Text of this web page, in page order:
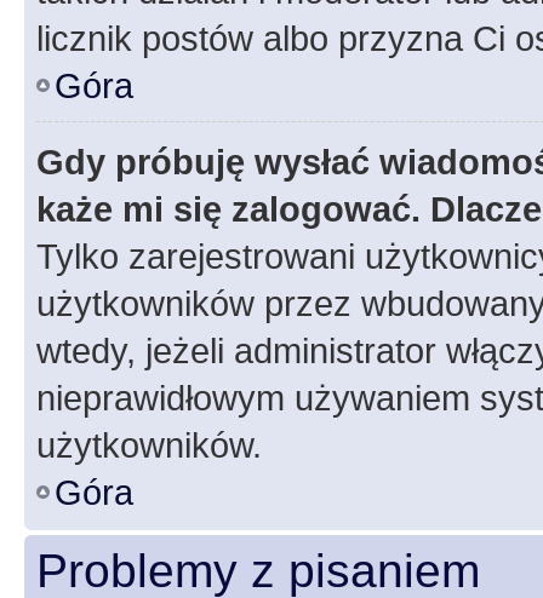
licznik postów albo przyzna Ci
Góra
Gdy próbuję wysłać
każe mi się zalogować.
Tylko zarejestrowani
użytkowników przez
wtedy, jeżeli administrator
nieprawidłowym używaniem
użytkowników.
Góra
Problemy z pisaniem